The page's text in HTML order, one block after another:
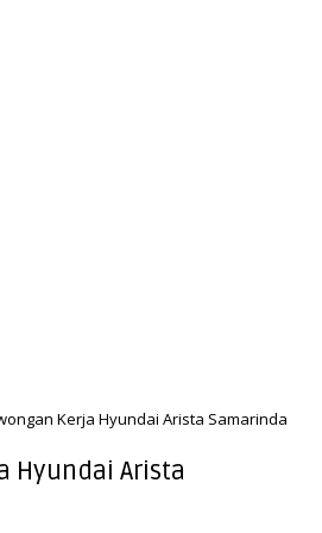
Kerja Hyundai Arista Samarinda
Hyundai Arista